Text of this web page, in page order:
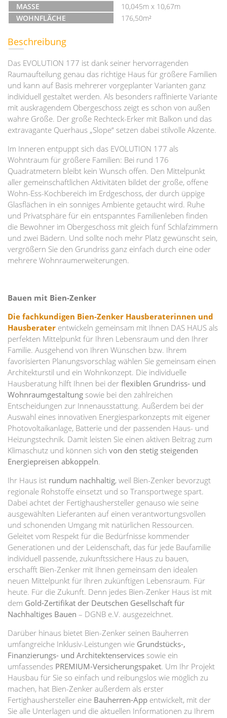
MASSE
10,045m x 10,67m
WOHNFLÄCHE
176,50m²
Beschreibung
Das EVOLUTION 177 ist dank seiner hervorragenden
Raumaufteilung genau das richtige Haus für größere Familien
und kann auf Basis mehrerer vorgeplanter Varianten ganz
individuell gestaltet werden. Als besonders raffinierte Variante
mit auskragendem Obergeschoss zeigt es schon von außen
wahre Größe. Der große Rechteck-Erker mit Balkon und das
extravagante Querhaus „Slope“ setzen dabei stilvolle Akzente.
Im Inneren entpuppt sich das EVOLUTION 177 als
Wohntraum für größere Familien: Bei rund 176
Quadratmetern bleibt kein Wunsch offen. Den Mittelpunkt
aller gemeinschaftlichen Aktivitäten bildet der große, offene
Wohn-Ess-Kochbereich im Erdgeschoss, der durch üppige
Glasflächen in ein sonniges Ambiente getaucht wird. Ruhe
und Privatsphäre für ein entspanntes Familienleben finden
die Bewohner im Obergeschoss mit gleich fünf Schlafzimmern
und zwei Bädern. Und sollte noch mehr Platz gewünscht sein,
vergrößern Sie den Grundriss ganz einfach durch eine oder
mehrere Wohnraumerweiterungen.
Bauen mit Bien-Zenker
Die fachkundigen Bien-Zenker Hausberaterinnen und
Hausberater entwickeln gemeinsam mit Ihnen DAS HAUS als
perfekten Mittelpunkt für Ihren Lebensraum und den Ihrer
Familie. Ausgehend von Ihren Wünschen bzw. Ihrem
favorisierten Planungsvorschlag wählen Sie gemeinsam einen
Architekturstil und ein Wohnkonzept. Die individuelle
Hausberatung hilft Ihnen bei der flexiblen Grundriss- und
Wohnraumgestaltung sowie bei den zahlreichen
Entscheidungen zur Innenausstattung. Außerdem bei der
Auswahl eines innovativen Energiesparkonzepts mit eigener
Photovoltaikanlage, Batterie und der passenden Haus- und
Heizungstechnik. Damit leisten Sie einen aktiven Beitrag zum
Klimaschutz und können sich von den stetig steigenden
Energiepreisen abkoppeln.
Ihr Haus ist rundum nachhaltig, weil Bien-Zenker bevorzugt
regionale Rohstoffe einsetzt und so Transportwege spart.
Dabei achtet der Fertighaushersteller genauso wie seine
ausgewählten Lieferanten auf einen verantwortungsvollen
und schonenden Umgang mit natürlichen Ressourcen.
Geleitet vom Respekt für die Bedürfnisse kommender
Generationen und der Leidenschaft, das für jede Baufamilie
individuell passende, zukunftssichere Haus zu bauen,
erschafft Bien-Zenker mit Ihnen gemeinsam den idealen
neuen Mittelpunkt für Ihren zukünftigen Lebensraum. Für
heute. Für die Zukunft. Denn jedes Bien-Zenker Haus ist mit
dem Gold-Zertifikat der Deutschen Gesellschaft für
Nachhaltiges Bauen – DGNB e.V. ausgezeichnet.
Darüber hinaus bietet Bien-Zenker seinen Bauherren
umfangreiche Inklusiv-Leistungen wie Grundstücks-,
Finanzierungs- und Architektenservices sowie ein
umfassendes PREMIUM-Versicherungspaket. Um Ihr Projekt
Hausbau für Sie so einfach und reibungslos wie möglich zu
machen, hat Bien-Zenker außerdem als erster
Fertighaushersteller eine Bauherren-App entwickelt, mit der
Sie alle Unterlagen und die aktuellen Informationen zu Ihrem